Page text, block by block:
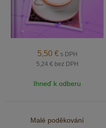
5,50 € s DPH
5,24 € bez DPH
Ihneď k odberu
Malé poděkování